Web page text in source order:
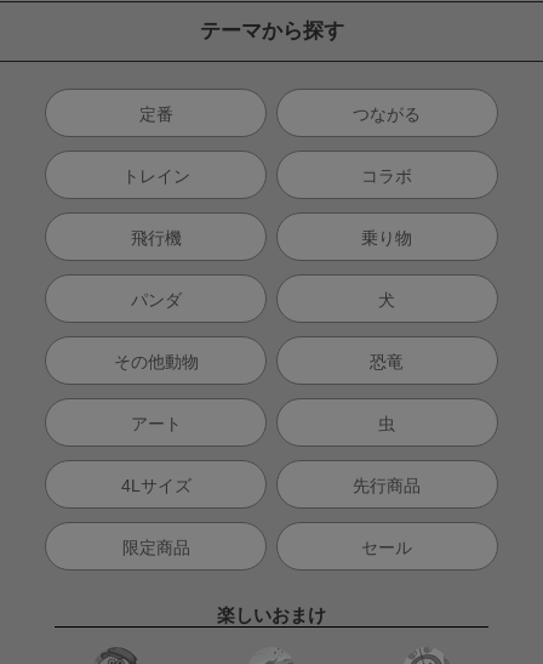
テーマから探す
定番 つながる
トレイン コラボ
飛行機 乗り物
パンダ 犬
その他動物 恐竜
アート 虫
4Lサイズ 先行商品
限定商品 セール
楽しいおまけ